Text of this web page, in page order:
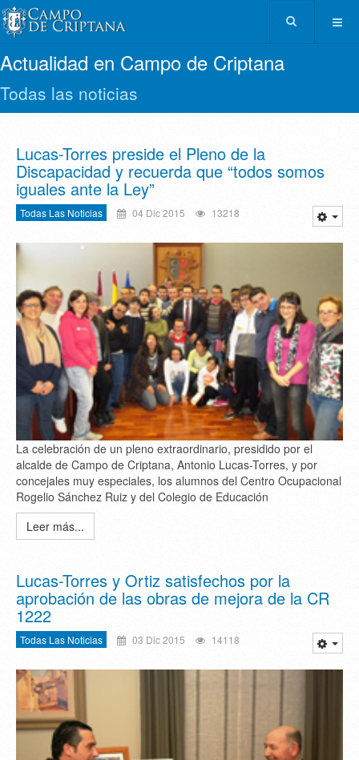
Actualidad en Campo de Criptana
Todas las noticias
Lucas-Torres preside el Pleno de la
Discapacidad y recuerda que “todos somos
iguales ante la Ley”
Todas Las Noticias 04 Dic 2015 13218
La celebración de un pleno extraordinario, presidido por el
alcalde de Campo de Criptana, Antonio Lucas-Torres, y por
concejales muy especiales, los alumnos del Centro Ocupacional
Rogelio Sánchez Ruiz y del Colegio de Educación
Leer más...
Lucas-Torres y Ortiz satisfechos por la
aprobación de las obras de mejora de la CR
1222
Todas Las Noticias 03 Dic 2015 14118